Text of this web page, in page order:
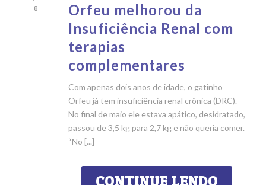
8
Orfeu melhorou da
Insuficiência Renal com
terapias
complementares
Com apenas dois anos de idade, o gatinho
Orfeu já tem insuficiência renal crônica (DRC).
No final de maio ele estava apático, desidratado,
passou de 3,5 kg para 2,7 kg e não queria comer.
“No [...]
CONTINUE LENDO